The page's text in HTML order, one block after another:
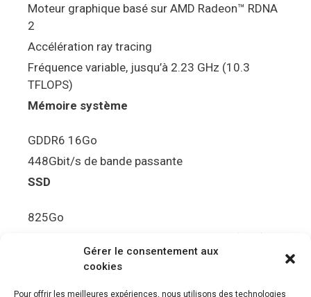
Gérer le consentement aux
cookies
Pour offrir les meilleures expériences, nous utilisons des technologies
Moteur graphique basé sur AMD Radeon™ RDNA
2
Accélération ray tracing
Fréquence variable, jusqu’à 2.23 GHz (10.3
TFLOPS)
Mémoire système
GDDR6 16Go
448Gbit/s de bande passante
SSD
825Go
5.5Gbit/s de bande passante en lecture (Brut)
Disque de jeu PS5
Ultra HD Blu-ray™, jusqu’à 100Go/disque